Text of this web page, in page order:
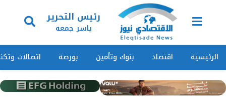
رئيس التحرير
ياسر جمعه
الرئيسية اقتصاد بنوك وتأمين بورصة اتصالات